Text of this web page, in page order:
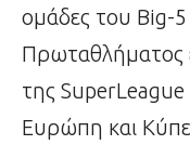
ομάδες του Big-5
Πρωταθλήματος
της
Ευρώπη και